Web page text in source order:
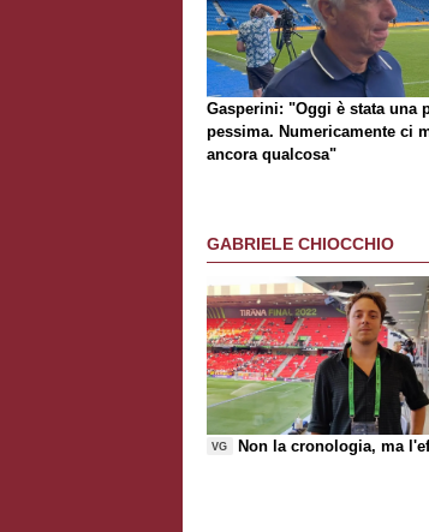
Gasperini: "Oggi è stata una
pessima. Numericamente ci
ancora qualcosa"
GABRIELE CHIOCCHIO
VG Non la cronologia, ma